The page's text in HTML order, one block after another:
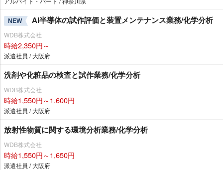
NEW AI半導体の試作評価と装置メンテナンス業務/化学分析
WDB株式会社
時給2,350円～
派遣社員 / 大阪府
洗剤や化粧品の検査と試作業務/化学分析
WDB株式会社
時給1,550円～1,600円
派遣社員 / 大阪府
放射性物質に関する環境分析業務/化学分析
WDB株式会社
時給1,550円～1,650円
派遣社員 / 大阪府